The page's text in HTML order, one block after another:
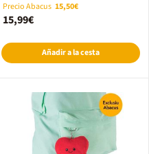
Precio Abacus 15,50€
15,99€
Añadir a la cesta